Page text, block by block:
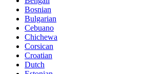
Bosnian
Bulgarian
Cebuano
Chichewa
Corsican
Croatian
Dutch